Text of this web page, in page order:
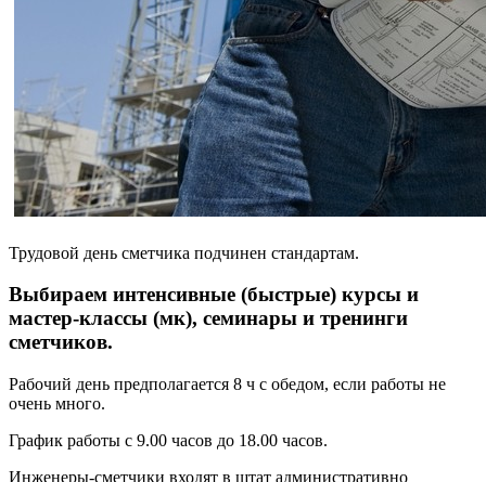
Трудовой день сметчика подчинен стандартам.
Выбираем интенсивные (быстрые) курсы и
мастер-классы (мк), семинары и тренинги
сметчиков.
Рабочий день предполагается 8 ч с обедом, если работы не
очень много.
График работы с 9.00 часов до 18.00 часов.
Инженеры-сметчики входят в штат административно